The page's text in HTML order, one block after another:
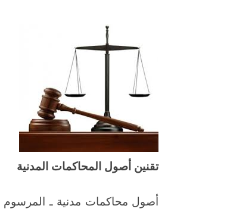
تقنين أصول المحاكمات المدنية